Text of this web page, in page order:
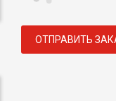
ОТПРАВИТЬ